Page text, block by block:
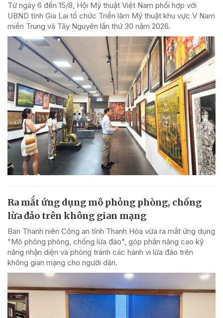
Từ ngày 6 đến 15/8, Hội Mỹ thuật Việt Nam phối hợp với
UBND tỉnh Gia Lai tổ chức Triển lãm Mỹ thuật khu vực V Nam
miền Trung và Tây Nguyên lần thứ 30 năm 2026.
Ra mắt ứng dụng mô phỏng phòng, chống
lừa đảo trên không gian mạng
Ban Thanh niên Công an tỉnh Thanh Hóa vừa ra mắt ứng dụng
"Mô phỏng phòng, chống lừa đảo", góp phần nâng cao kỹ
năng nhận diện và phòng tránh các hành vi lừa đảo trên
không gian mạng cho người dân.